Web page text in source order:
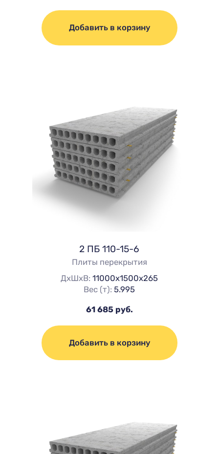
Добавить в корзину
2 ПБ 110-15-6
Плиты перекрытия
ДхШхВ:11000х1500х265
Вес (т):5.995
61 685 руб.
Добавить в корзину